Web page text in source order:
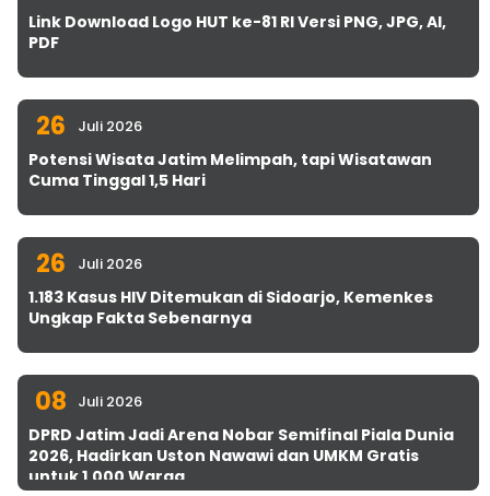
Link Download Logo HUT ke-81 RI Versi PNG, JPG, AI,
PDF
26 Juli 2026
Potensi Wisata Jatim Melimpah, tapi Wisatawan
Cuma Tinggal 1,5 Hari
26 Juli 2026
1.183 Kasus HIV Ditemukan di Sidoarjo, Kemenkes
Ungkap Fakta Sebenarnya
08 Juli 2026
DPRD Jatim Jadi Arena Nobar Semifinal Piala Dunia
2026, Hadirkan Uston Nawawi dan UMKM Gratis
untuk 1.000 Warga